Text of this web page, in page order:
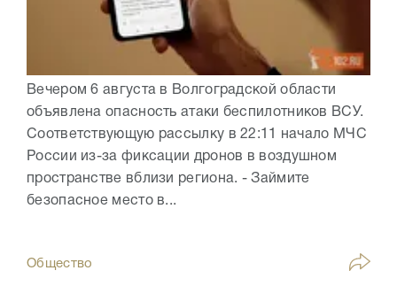
Вечером 6 августа в Волгоградской области
объявлена опасность атаки беспилотников ВСУ.
Соответствующую рассылку в 22:11 начало МЧС
России из-за фиксации дронов в воздушном
пространстве вблизи региона. - Займите
безопасное место в...
Общество